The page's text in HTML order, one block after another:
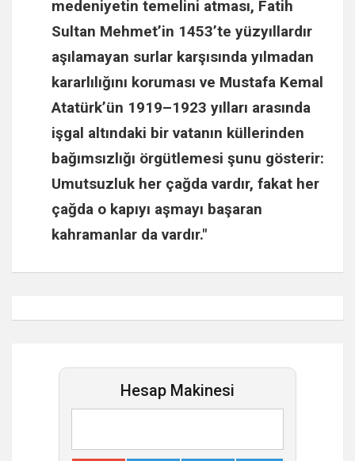
medeniyetin temelini atması, Fatih
Sultan Mehmet’in 1453’te yüzyıllardır
aşılamayan surlar karşısında yılmadan
kararlılığını koruması ve Mustafa Kemal
Atatürk’ün 1919–1923 yılları arasında
işgal altındaki bir vatanın küllerinden
bağımsızlığı örgütlemesi şunu gösterir:
Umutsuzluk her çağda vardır, fakat her
çağda o kapıyı aşmayı başaran
kahramanlar da vardır."
Hesap Makinesi